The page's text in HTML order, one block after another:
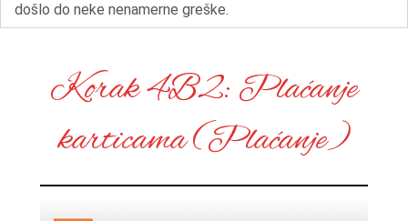
došlo do neke nenamerne greške.
Korak 4B2: Plaćanje
karticama (Plaćanje)